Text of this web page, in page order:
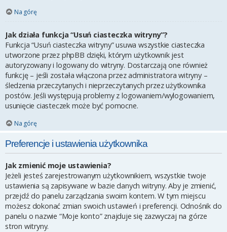
Na górę
Jak działa funkcja “Usuń ciasteczka witryny”?
Funkcja “Usuń ciasteczka witryny” usuwa wszystkie ciasteczka
utworzone przez phpBB dzięki, którym użytkownik jest
autoryzowany i logowany do witryny. Dostarczają one również
funkcję – jeśli została włączona przez administratora witryny –
śledzenia przeczytanych i nieprzeczytanych przez użytkownika
postów. Jeśli występują problemy z logowaniem/wylogowaniem,
usunięcie ciasteczek może być pomocne.
Na górę
Preferencje i ustawienia użytkownika
Jak zmienić moje ustawienia?
Jeżeli jesteś zarejestrowanym użytkownikiem, wszystkie twoje
ustawienia są zapisywane w bazie danych witryny. Aby je zmienić,
przejdź do panelu zarządzania swoim kontem. W tym miejscu
możesz dokonać zmian swoich ustawień i preferencji. Odnośnik do
panelu o nazwie “Moje konto” znajduje się zazwyczaj na górze
stron witryny.